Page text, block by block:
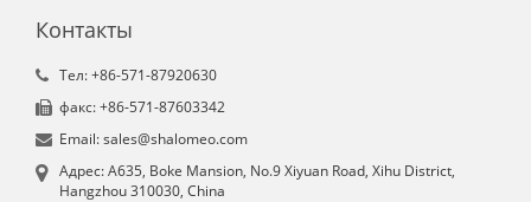
Контакты
Tел: +86-571-87920630
факс: +86-571-87603342
Email: sales@shalomeo.com
Aдрес: A635, Boke Mansion, No.9 Xiyuan Road, Xihu District,
Hangzhou 310030, China